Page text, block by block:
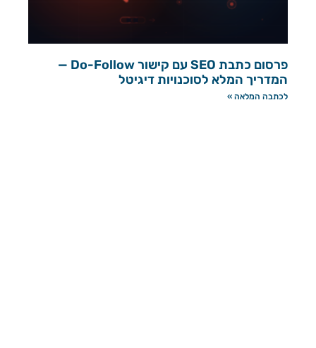
פרסום כתבת SEO עם קישור Do-Follow —
המדריך המלא לסוכנויות דיגיטל
לכתבה המלאה »